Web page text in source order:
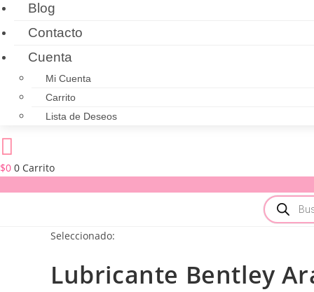
Blog
Contacto
Cuenta
Mi Cuenta
Carrito
Lista de Deseos
$0 0 Carrito
Búsqueda
de
productos
Seleccionado:
Lubricante Bentley